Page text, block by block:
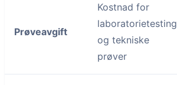
Prøveavgift
Kostnad for
laboratorietesting
og tekniske
prøver